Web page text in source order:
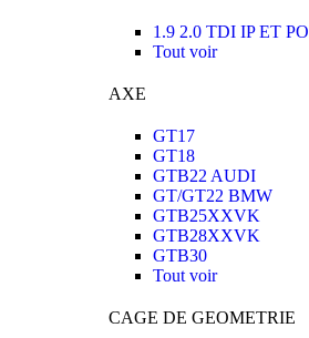
1.9 2.0 TDI IP ET
Tout voir
AXE
GT17
GT18
GTB22 AUDI
GT/GT22 BMW
GTB25XXVK
GTB28XXVK
GTB30
Tout voir
CAGE DE GEOMETRIE